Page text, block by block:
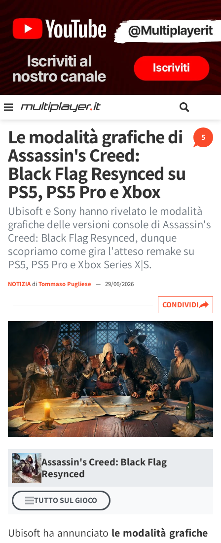
5
Le modalità grafiche di
Assassin's Creed:
Black Flag Resynced su
PS5, PS5 Pro e Xbox
Ubisoft e Sony hanno rivelato le modalità
grafiche delle versioni console di Assassin's
Creed: Black Flag Resynced, dunque
scopriamo come gira l'atteso remake su
PS5, PS5 Pro e Xbox Series X|S.
NOTIZIAdi Tommaso Pugliese — 29/06/2026
CONDIVIDI
Assassin's Creed: Black Flag
Resynced
TUTTO SUL GIOCO
Ubisoft ha annunciato le modalità grafiche